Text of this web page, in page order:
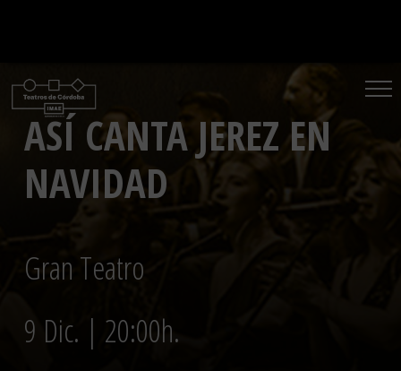
ASÍ CANTA JEREZ EN
NAVIDAD
Gran Teatro
9 Dic. | 20:00h.